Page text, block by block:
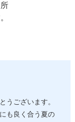
うございます。
も良く合う夏の